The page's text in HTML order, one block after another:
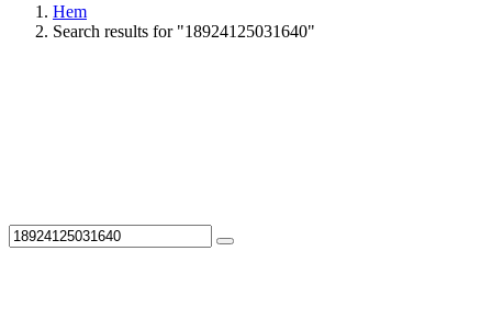
Hem
Search results for "18924125031640"